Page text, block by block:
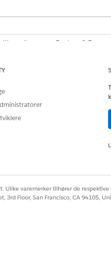
Backup &
Ulike varemerker tilhører de respektive
3rd Floor, San Francisco, CA 94105,